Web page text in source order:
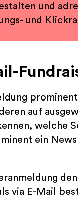
und
und
auf
welche
ein
via E-Mail